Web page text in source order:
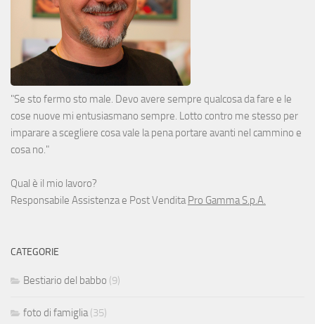
"Se sto fermo sto male. Devo avere sempre qualcosa da fare e le
cose nuove mi entusiasmano sempre. Lotto contro me stesso per
imparare a scegliere cosa vale la pena portare avanti nel cammino e
cosa no."
Qual è il mio lavoro?
Responsabile Assistenza e Post Vendita Pro Gamma S.p.A.
CATEGORIE
Bestiario del babbo (9)
foto di famiglia (35)